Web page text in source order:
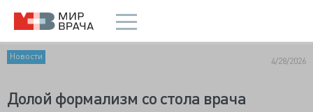
Новости 4/28/2026
Долой формализм со стола врача